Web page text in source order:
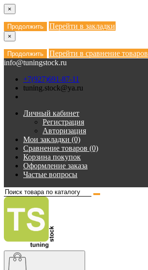
×
Продолжить Перейти в закладки
×
Продолжить
Перейти в сравнение товаров
info@tuningstock.ru
+7(927)691-87-11
tuning.stock@ya.ru
Личный кабинет
Регистрация
Авторизация
Мои закладки (0)
Сравнение товаров (0)
Корзина покупок
Оформление заказа
Частые вопросы